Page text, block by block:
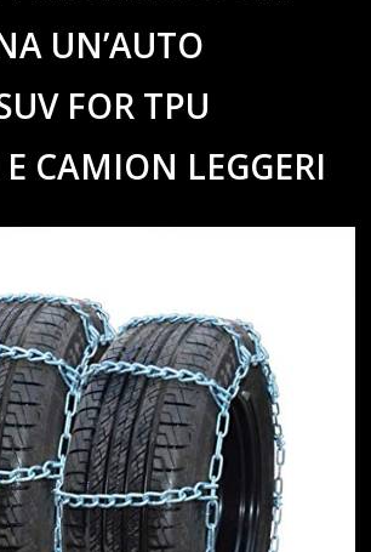
UN’AUTO
FOR TPU
CAMION LEGGERI